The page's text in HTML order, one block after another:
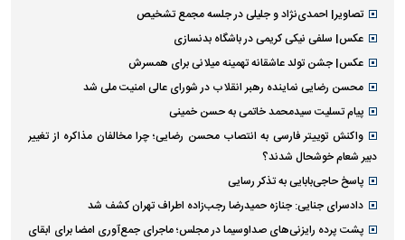
تصاویر| احمدی‌نژاد و جلیلی در جلسه مجمع تشخیص
عکس| سلفی نیکی کریمی در باشگاه بدنسازی
عکس| جشن تولد عاشقانه تهمینه میلانی برای همسرش
محسن رضایی نماینده رهبر انقلاب در شورای عالی امنیت ملی شد
پیام تسلیت سیدمحمد خاتمی به حسن خمینی
واکنش توییتر فارسی به انتصاب محسن رضایی؛ چرا مخالفان مذاکره از تغییر
دبیر شعام خوشحال شدند؟
پاسخ حاجی‌بابایی به تذکر رسایی
دادسرای جنایی: جنازه حمیدرضا رجب‌زاده اطراف تهران کشف شد
پشت پرده رایزنی‌های صداوسیما در مجلس؛ ماجرای جمع‌آوری امضا برای ابقای